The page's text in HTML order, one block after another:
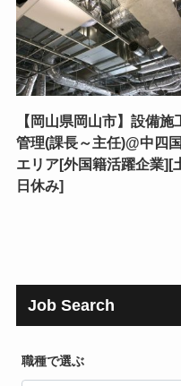
【岡山県岡山市】設備施
管理(課長～主任)@中四国
エリア[外国籍活躍企業][
日休み]
Job Search
職種で選ぶ